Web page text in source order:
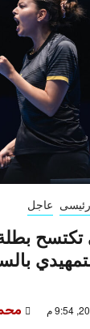
رئيسى عاجل
بطلة